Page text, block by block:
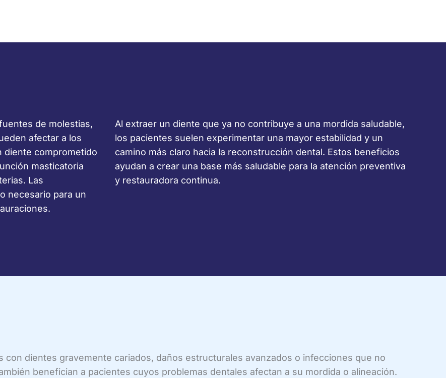
de molestias,
afectar a los
diente comprometido
masticatoria
Las
necesario para un
Al extraer un diente que ya no contribuye a una mordida saludable,
los pacientes suelen experimentar una mayor estabilidad y un
camino más claro hacia la reconstrucción dental. Estos beneficios
ayudan a crear una base más saludable para la atención preventiva
y restauradora continua.
con dientes gravemente cariados, daños estructurales avanzados o infecciones que no
benefician a pacientes cuyos problemas dentales afectan a su mordida o alineación.